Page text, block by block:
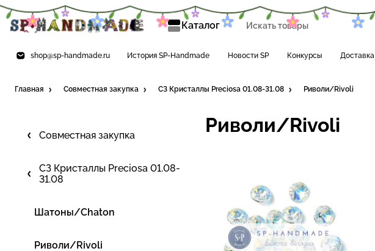
Каталог
shop@sp-handmade.ru История SP-Handmade Новости SP Конкурсы Доставка
Главная Совместная закупка СЗ Кристаллы Preciosa 01.08-31.08 Риволи/Rivoli
Совместная закупка
СЗ Кристаллы Preciosa 01.08-
31.08
Шатоны/Chaton
Риволи/Rivoli
Риволи/Rivoli